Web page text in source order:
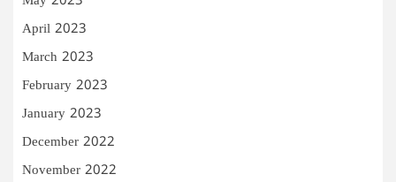
April 2023
March 2023
February 2023
January 2023
December 2022
November 2022